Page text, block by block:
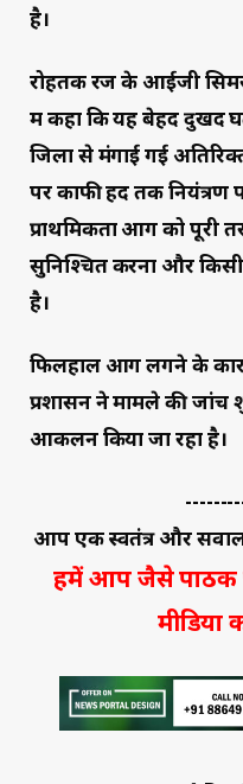
है।
रोहतक रेंज के आईजी
में कहा कि यह बेहद दुखद
जिलों से मंगाई गई
पर काफी हद तक नियंत्रण
प्राथमिकता आग को पूरी
सुनिश्चित करना और
है।
फिलहाल आग लगने के
प्रशासन ने मामले की
आकलन किया जा रहा है।
आप एक स्वतंत्र और सवाल
हमें आप जैसे पाठक चाहिए।
मीडिया